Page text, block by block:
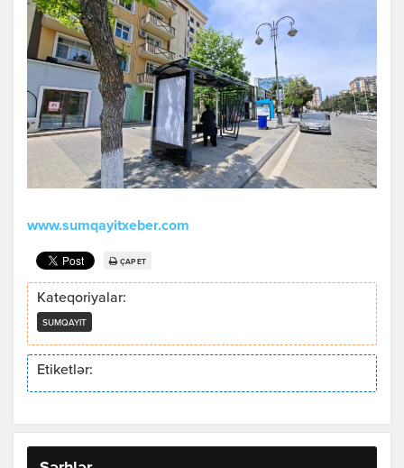
www.sumqayitxeber.com
ÇAP ET
Kateqoriyalar:
SUMQAYIT
Etiketlər: